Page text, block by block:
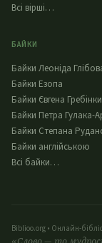
Всі вірші…
БАЙКИ
Байки Леоніда
Байки Езопа
Байки Євгена Гребінки
Байки Петра Гулака-
Байки Степана
Байки англійською
Всі байки…
Biblioo.org • Онлайн-